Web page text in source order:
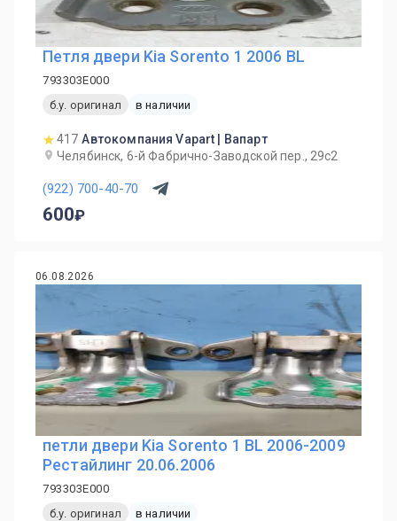
Петля двери Kia Sorento 1 2006 BL
793303E000
б.у. оригинал
в наличии
417 Автокомпания Vapart | Вапарт
Челябинск, 6-й Фабрично-Заводской пер., 29с2
(922) 700-40-70
600
06.08.2026
петли двери Kia Sorento 1 BL 2006-2009
Рестайлинг 20.06.2006
793303E000
б.у. оригинал
в наличии